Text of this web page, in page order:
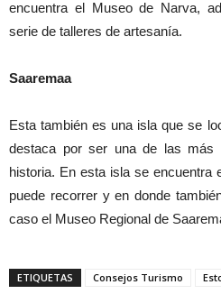
encuentra el Museo de Narva,
serie de talleres de artesanía.
Saaremaa
Esta también es una isla que se
destaca por ser una de las más
historia. En esta isla se encuentra
puede recorrer y en donde
caso el Museo Regional de
ETIQUETAS Consejos Turismo